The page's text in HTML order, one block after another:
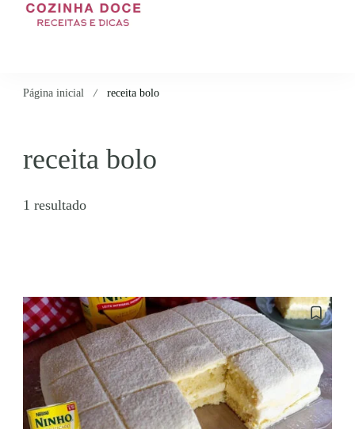
Página inicial receita bolo
receita bolo
1 resultado